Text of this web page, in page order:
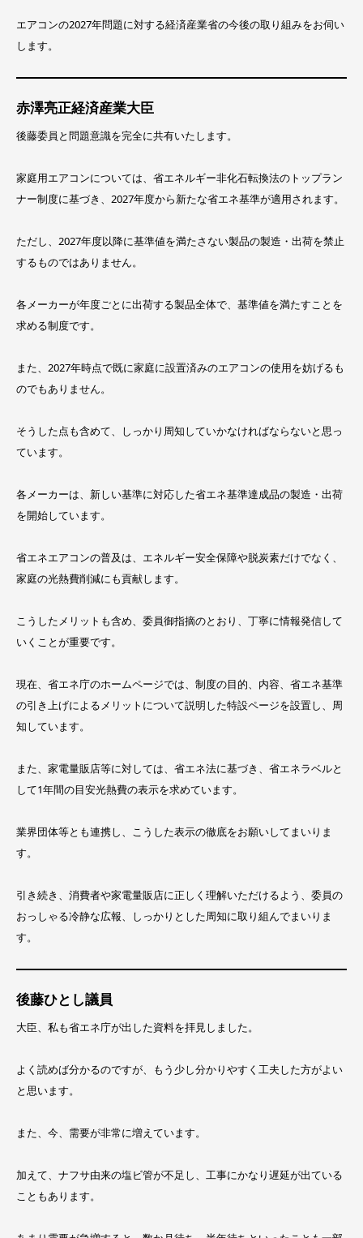
エアコンの2027年問題に対する経済産業省の今後の取り組みをお伺い
します。
赤澤亮正経済産業大臣
後藤委員と問題意識を完全に共有いたします。
家庭用エアコンについては、省エネルギー非化石転換法のトップラン
ナー制度に基づき、2027年度から新たな省エネ基準が適用されます。
ただし、2027年度以降に基準値を満たさない製品の製造・出荷を禁止
するものではありません。
各メーカーが年度ごとに出荷する製品全体で、基準値を満たすことを
求める制度です。
また、2027年時点で既に家庭に設置済みのエアコンの使用を妨げるも
のでもありません。
そうした点も含めて、しっかり周知していかなければならないと思っ
ています。
各メーカーは、新しい基準に対応した省エネ基準達成品の製造・出荷
を開始しています。
省エネエアコンの普及は、エネルギー安全保障や脱炭素だけでなく、
家庭の光熱費削減にも貢献します。
こうしたメリットも含め、委員御指摘のとおり、丁寧に情報発信して
いくことが重要です。
現在、省エネ庁のホームページでは、制度の目的、内容、省エネ基準
の引き上げによるメリットについて説明した特設ページを設置し、周
知しています。
また、家電量販店等に対しては、省エネ法に基づき、省エネラベルと
して1年間の目安光熱費の表示を求めています。
業界団体等とも連携し、こうした表示の徹底をお願いしてまいりま
す。
引き続き、消費者や家電量販店に正しく理解いただけるよう、委員の
おっしゃる冷静な広報、しっかりとした周知に取り組んでまいりま
す。
後藤ひとし議員
大臣、私も省エネ庁が出した資料を拝見しました。
よく読めば分かるのですが、もう少し分かりやすく工夫した方がよい
と思います。
また、今、需要が非常に増えています。
加えて、ナフサ由来の塩ビ管が不足し、工事にかなり遅延が出ている
こともあります。